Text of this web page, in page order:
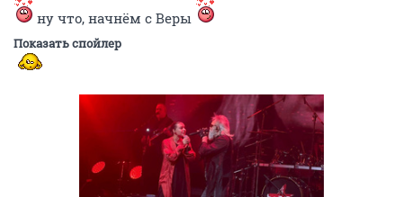
ну что, начнём с Веры
Показать спойлер